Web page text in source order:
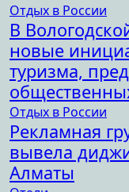
Отдых в России
В
новые
туризма,
Отдых в России
Рекламная
вывела
Алматы